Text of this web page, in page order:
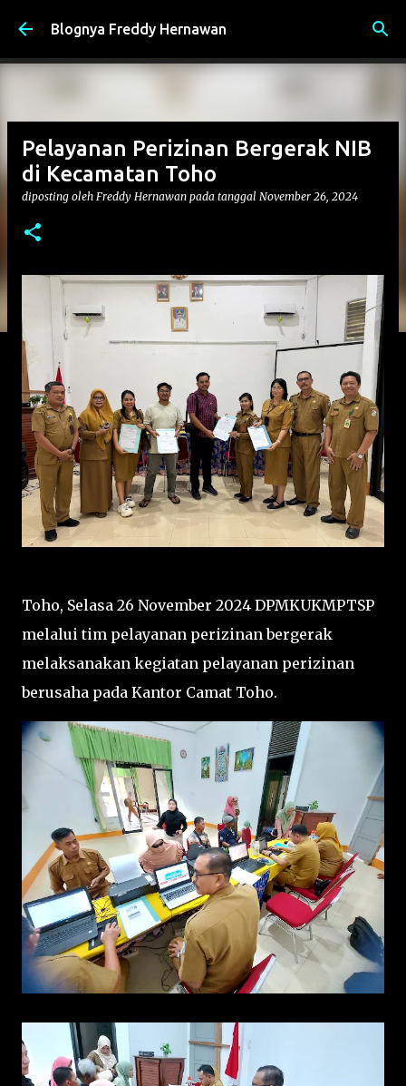
Langsung ke konten utama
Blognya Freddy Hernawan
Pelayanan Perizinan Bergerak NIB
di Kecamatan Toho
diposting oleh Freddy Hernawan pada tanggal November 26, 2024
Toho, Selasa 26 November 2024 DPMKUKMPTSP
melalui tim pelayanan perizinan bergerak
melaksanakan kegiatan pelayanan perizinan
berusaha pada Kantor Camat Toho.